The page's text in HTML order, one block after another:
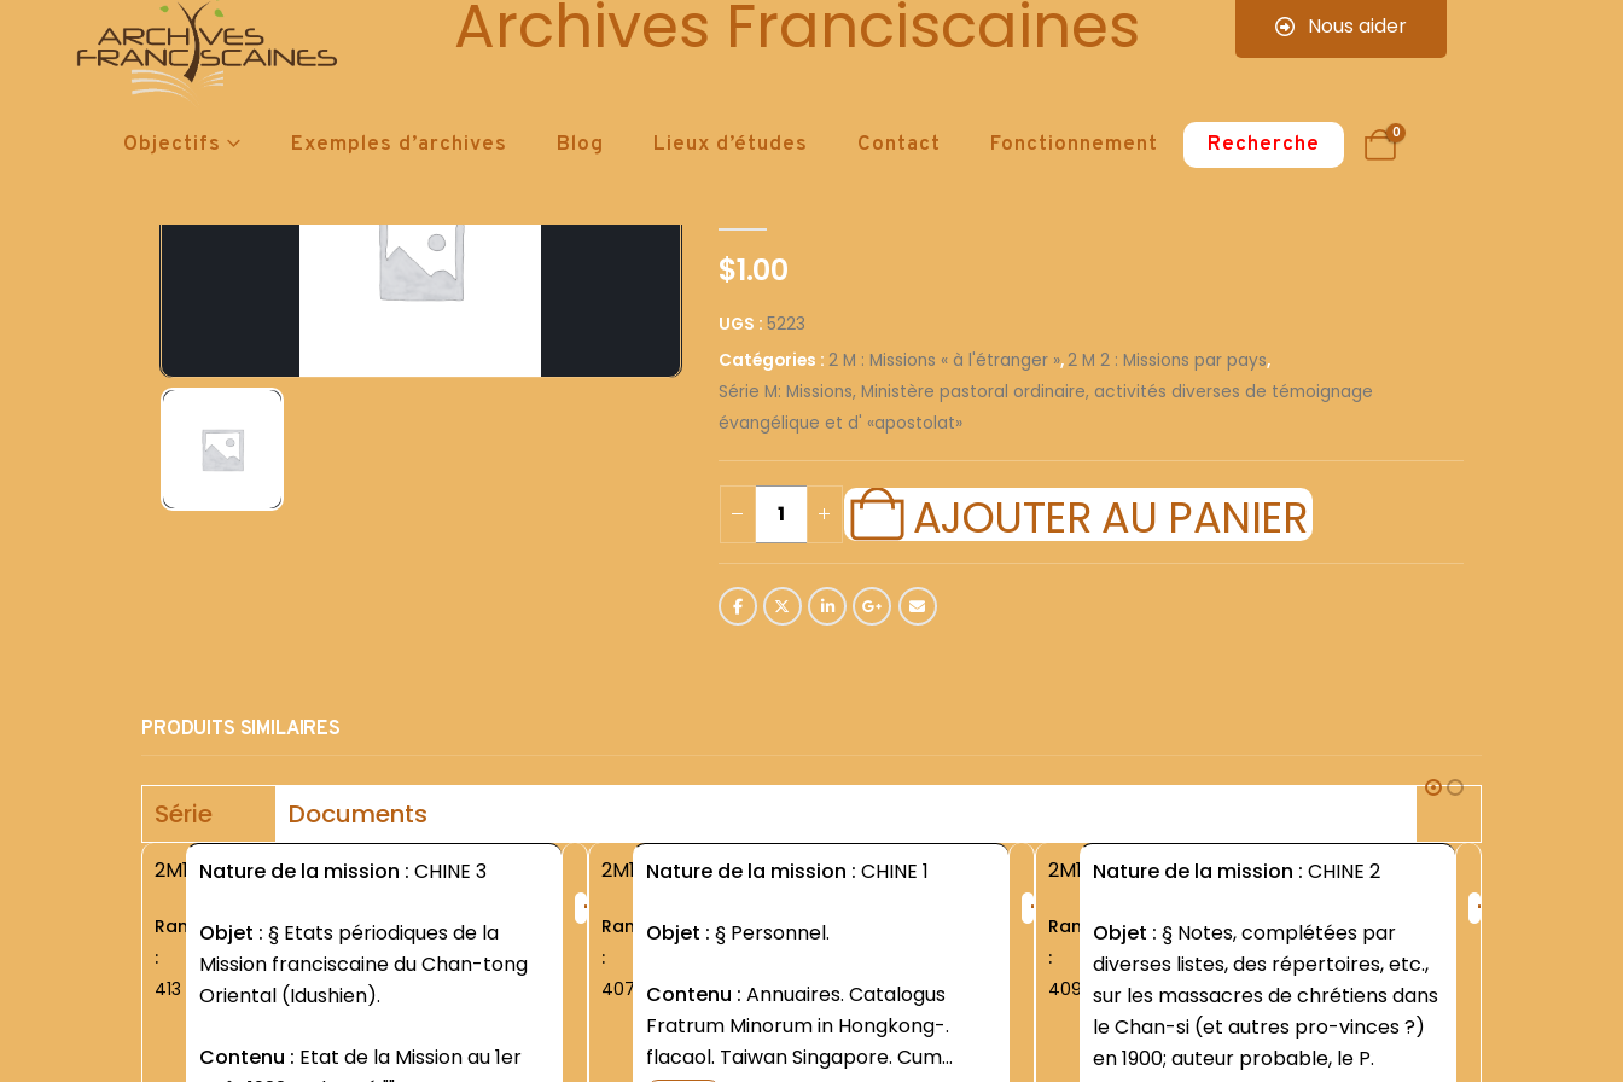
Archives Franciscaines Nous aider
Objectifs Exemples d’archives Blog Lieux d’études Contact Fonctionnement Recherche 0
5223
$1.00
UGS : 5223
Catégories : 2 M : Missions « à l'étranger »,2 M 2 : Missions par pays,
Série M: Missions, Ministère pastoral ordinaire, activités diverses de témoignage
évangélique et d' «apostolat»
AJOUTER AU PANIER
PRODUITS SIMILAIRES
Série Documents
2M1
Rang
:
413
Nature de la mission : CHINE 3
Objet : § Etats périodiques de la
Mission franciscaine du Chan-tong
Oriental (Idushien).
Contenu :
+
2M1
Rang
:
407
Nature de la mission : CHINE 1
Objet : § Personnel.
Contenu :
Fratrum Minorum in Hongkong-.
flacaol. Taiwan Singapore. Cum
+
2M1
Rang
:
409
Nature de la mission : CHINE 2
Objet : § Notes, complétées par
diverses listes, des répertoires, etc.,
sur les massacres de chrétiens dans
le Chan-si (et autres pro-vinces ?)
en 1900; auteur probable, le P.
+